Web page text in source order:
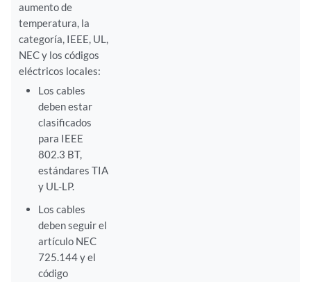
aumento de
temperatura, la
categoría, IEEE, UL,
NEC y los códigos
eléctricos locales:
Los cables
deben estar
clasificados
para IEEE
802.3 BT,
estándares TIA
y UL-LP.
Los cables
deben seguir el
artículo NEC
725.144 y el
código